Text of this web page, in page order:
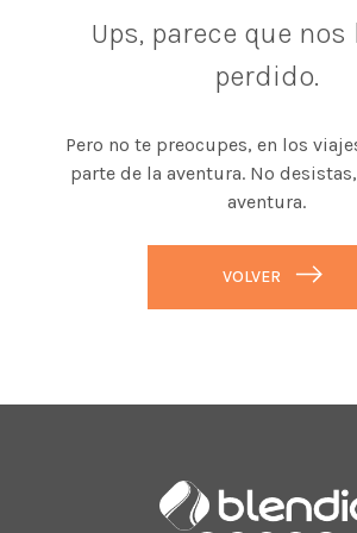
Ups, parece que nos
perdido.
Pero no te preocupes, en los
parte de la aventura. No
aventura.
VOLVER